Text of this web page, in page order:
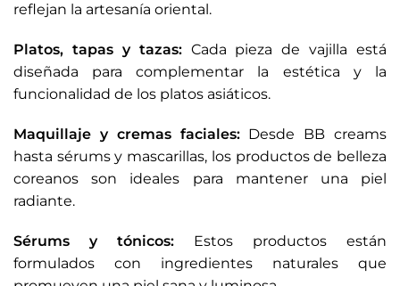
reflejan la artesanía oriental.
Platos, tapas y tazas:Cada pieza de vajilla está
diseñada para complementar la estética y la
funcionalidad de los platos asiáticos.
Maquillaje y cremas faciales:Desde BB creams
hasta sérums y mascarillas, los productos de belleza
coreanos son ideales para mantener una piel
radiante.
Sérums y tónicos: Estos productos están
formulados con ingredientes naturales que